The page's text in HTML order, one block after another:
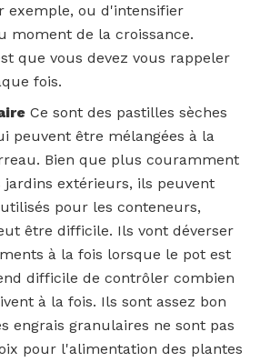
exemple, ou d'intensifier
moment de la croissance.
que vous devez vous rappeler
fois.
Ce sont des pastilles sèches
peuvent être mélangées à la
Bien que plus couramment
jardins extérieurs, ils peuvent
pour les conteneurs,
être difficile. Ils vont déverser
à la fois lorsque le pot est
difficile de contrôler combien
à la fois. Ils sont assez bon
engrais granulaires ne sont pas
pour l'alimentation des plantes